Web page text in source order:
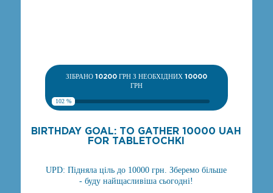
ЗІБРАНО 10200ГРН З НЕОБХІДНИХ 10000
ГРН
102 %
BIRTHDAY GOAL: TO GATHER 10000 UAH
FOR TABLETOCHKI
UPD: Підняла ціль до 10000 грн. Зберемо більше
- буду найщасливіша сьогодні!